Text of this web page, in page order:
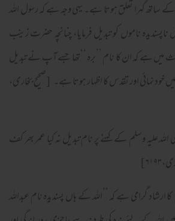
ساتھ گہرا تعلق ہوتا ہے۔ یہی وجہ ہے کہ رسول اللہ
ناموں کو تبدیل فرمایا، چنانچہ حضرت زینب
میں ہے کہ ان کا نام ’’برہ ‘‘تھا جسے آپ نے تبدیل
خود نمائی اور تقدس کا اظہار ہوتا ہے۔ [صحیح بخاری،
علیہ وسلم کے کہنے پر نام تبدیل نہ کیا عمر بھر کف
ارشاد گرامی ہے کہ ’’اللہ کے ہاں پسندیدہ نام عبداللہ